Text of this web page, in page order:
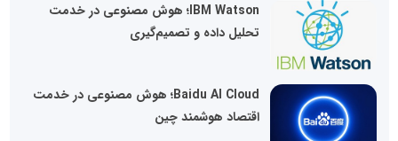
IBM Watson؛ هوش مصنوعی در خدمت
تحلیل داده و تصمیم‌گیری
Baidu AI Cloud؛ هوش مصنوعی در خدمت
اقتصاد هوشمند چین